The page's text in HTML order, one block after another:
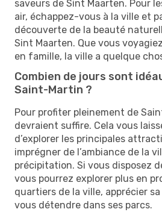
saveurs de Sint Maarten. Pour
air, échappez-vous à la ville et
découverte de la beauté
Sint Maarten. Que vous
en famille, la ville a quelque
Combien de jours sont
Saint-Martin ?
Pour profiter pleinement de
devraient suffire. Cela vous
d’explorer les principales
imprégner de l’ambiance de la
précipitation. Si vous disposez
vous pourrez explorer plus en
quartiers de la ville, apprécier
vous détendre dans ses parcs.